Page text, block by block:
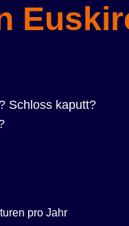
Schloss kaputt?
pro Jahr